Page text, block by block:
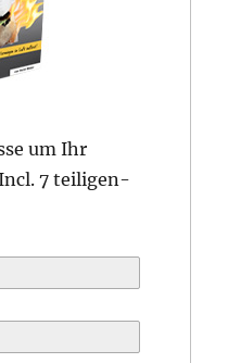
um Ihr
7 teiligen-